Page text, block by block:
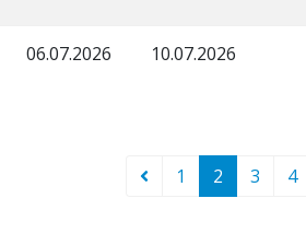
06.07.2026 10.07.2026
1 2 3 4